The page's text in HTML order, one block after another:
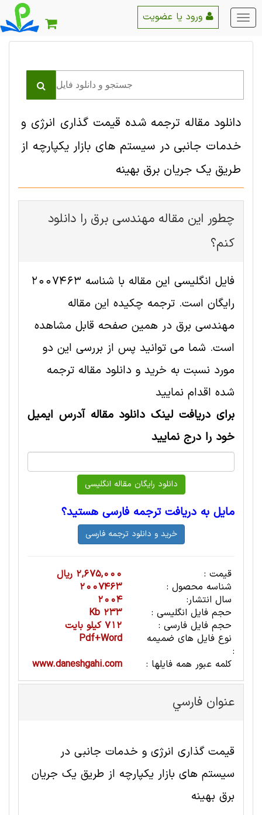
منو
اصلی
دانلود مقاله ترجمه شده قیمت گذاری انرژی و
خدمات جانبی در سیستم های بازار یکپارچه از
طریق یک جریان برق بهینه
چطور این مقاله مهندسی برق را دانلود
کنم؟
فایل انگلیسی این مقاله با شناسه 2007463
رایگان است. ترجمه چکیده این مقاله
مهندسی برق در همین صفحه قابل مشاهده
است. شما می توانید پس از بررسی این دو
مورد نسبت به خرید و دانلود مقاله ترجمه
شده اقدام نمایید
برای دریافت لینک دانلود مقاله آدرس ایمیل
خود را درج نمایید
مایل به دریافت ترجمه فارسی هستید؟
قیمت :
2,675,000 ریال
شناسه محصول :
2007463
سال انتشار:
2004
حجم فایل انگلیسی :
233 Kb
حجم فایل فارسی :
712 کیلو بایت
نوع فایل های ضمیمه
:
Pdf+Word
کلمه عبور همه فایلها :
www.daneshgahi.com
عنوان فارسي
قیمت گذاری انرژی و خدمات جانبی در
سیستم های بازار یکپارچه از طریق یک جریان
برق بهینه